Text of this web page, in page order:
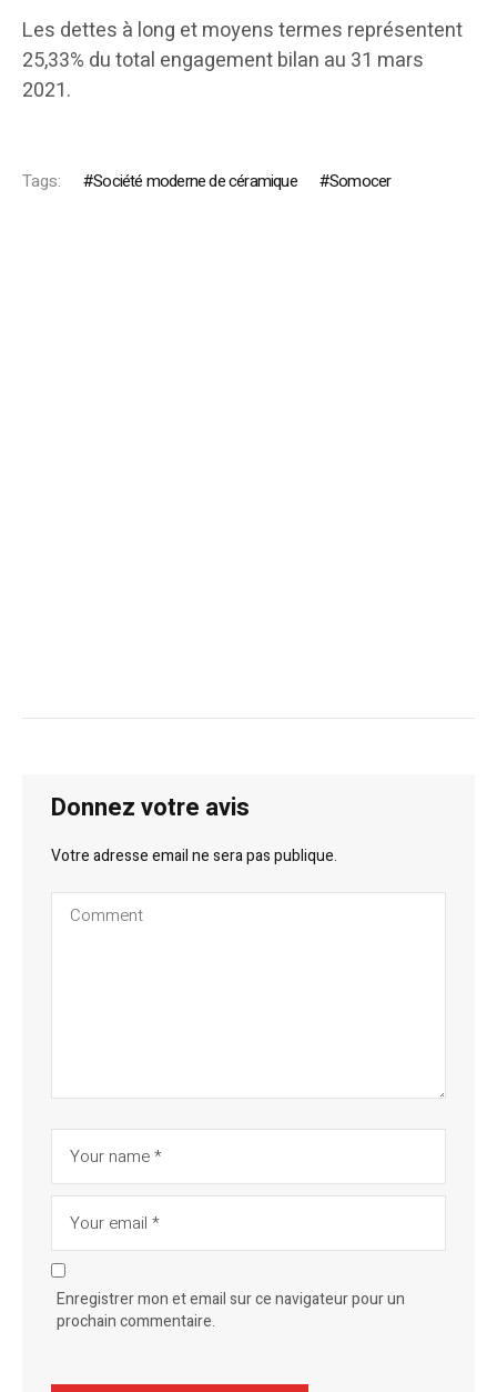
Les dettes à long et moyens termes représentent
25,33% du total engagement bilan au 31 mars
2021.
Tags: Société moderne de céramique Somocer
Donnez votre avis
Votre adresse email ne sera pas publique.
Enregistrer mon et email sur ce navigateur pour un
prochain commentaire.